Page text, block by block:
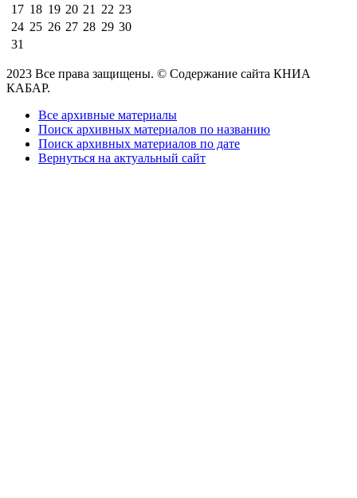
17 18 19 20 21 22 23
24 25 26 27 28 29 30
31
2023 Все права защищены. © Содержание сайта КНИА
КАБАР.
Все архивные материалы
Поиск архивных материалов по названию
Поиск архивных материалов по дате
Вернуться на актуальный сайт